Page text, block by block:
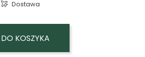
Dostawa
KOSZYKA